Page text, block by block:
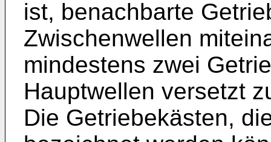
ist, benachbarte
Zwischenwellen
mindestens zwei
Hauptwellen versetzt
Die Getriebekästen,